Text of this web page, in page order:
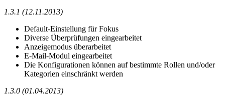
1.3.1 (12.11.2013)
Default-Einstellung für Fokus
Diverse Überprüfungen eingearbeitet
Anzeigemodus überarbeitet
E-Mail-Modul eingearbeitet
Die Konfigurationen können auf bestimmte Rollen und/oder
Kategorien einschränkt werden
1.3.0 (01.04.2013)